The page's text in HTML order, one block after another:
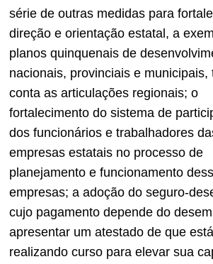
série de outras medidas para
direção e orientação estatal, a
planos quinquenais de
nacionais, provinciais e municipais,
conta as articulações regionais; o
fortalecimento do sistema de
dos funcionários e trabalhadores
empresas estatais no processo de
planejamento e funcionamento
empresas; a adoção do seguro-
cujo pagamento depende do
apresentar um atestado de que está
realizando curso para elevar sua